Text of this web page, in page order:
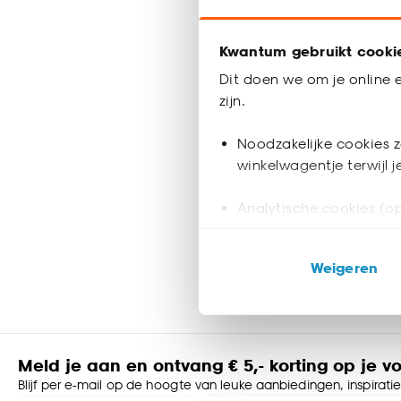
Kwantum gebruikt
Dit doen we om je online
zijn.
Noodzakelijke cookies
winkelwagentje terwijl
Analytische cookies
ook buiten de
Klik op ‘Ja, alles
noodzakelijke cookies te
accepteren door op
Weigeren
9.
Zwarte
soorten
Meld je aan en ontvang € 5,- korting op je
Blijf per e-mail op de hoogte van leuke aanbiedingen,